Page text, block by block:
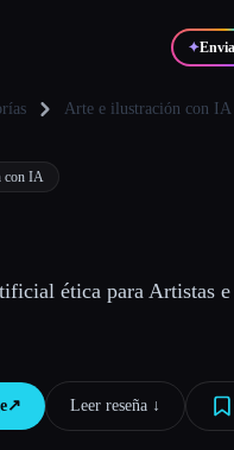
✦
Arte e ilustración con IA
con IA
ética para Artistas e
↗︎ Leer reseña ↓︎